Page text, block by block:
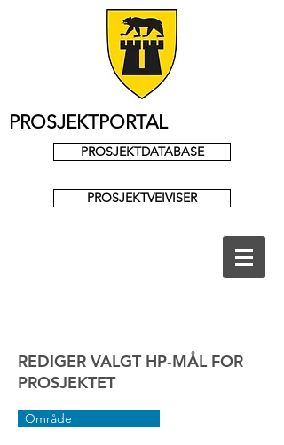
PROSJEKTPORTAL
PROSJEKTDATABASE
PROSJEKTVEIVISER
REDIGER VALGT HP-MÅL FOR
PROSJEKTET
Område